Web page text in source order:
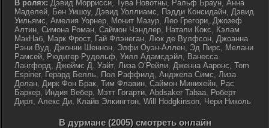
В ролях: Дэвид Моррисси, Тува Новотны, Ральф Браун, Анна
Маделей, Бен Уишоу, Дэвид Уоллиамс, Пэдди Консидайн, Дэвид
Уильямс, Амелия Уорнер, Монит Мазур, Лео Грегори, Джозеф
Алтин, Симона Роман, Саймон Чэндлер, Натали Кокс, Кэлам
МакНаб, Марк Фрост, Гай Флэнеган, Люк де Вулфсон, Джоанна
Рэни Вуд, Джонни Шеннон, Элфи Оуэн-Аллен, Эд Пирс, Мелани
Рамсей, Рюдигер Рудольф, Уилл Адамсдэйл, Ванесса
Лангфорд, Джеймс Д. Уайт, Лиза О’Рейли, Дженна Ааронс, Tom
Espiner, Герард Белль, Пол Раффилд, Анджела Симс, Лиза
Долан, Дирк Фон Брак, Тим Флавин, Саймон Минихейн, Рас
Баркер, Индия Вебер, Мэтт Гогарти, Abdsaker Tabaa, Роберт
Дирл, Алекс Ди, Клайв Элкингтон, Will Hodgkinson, Чери Николь
В дурмане (2005) смотреть онлайн